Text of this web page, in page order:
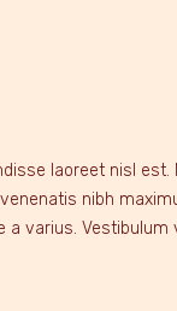
laoreet nisl
nibh
varius.